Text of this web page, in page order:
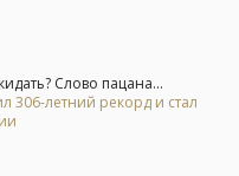
Слово пацана...
306-летний рекорд и стал